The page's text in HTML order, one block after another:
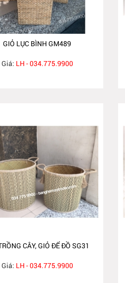
GIỎ LỤC BÌNH GM489
Giá: LH - 034.775.9900
CÂY, GIỎ ĐỂ ĐỒ SG31
Giá: LH - 034.775.9900